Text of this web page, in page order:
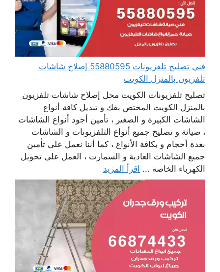
فني تصليح تلفزيونات 55880595 إصلاح شاشات
تلفزيون بالمنزل الكويت
تصليح تلفزيونات الكويت محل إصلاح شاشات تلفزيون
بالمنزل الكويت المختص بفك و تبديل كافة أنواع
الشاشات الكبيرة و الصغير ، تأمين أجود أنواع الشاشات
، صيانة و تصليح جميع أنواع التلفزيونات و الشاشات
بعدة أحجام و بكافة الأنواع ، كما أننا نعمل على تأمين
جميع الشاشات العادية و السمارت ، العمل على تحويل
الكهرباء الخاصة ... اقرأ المزيد